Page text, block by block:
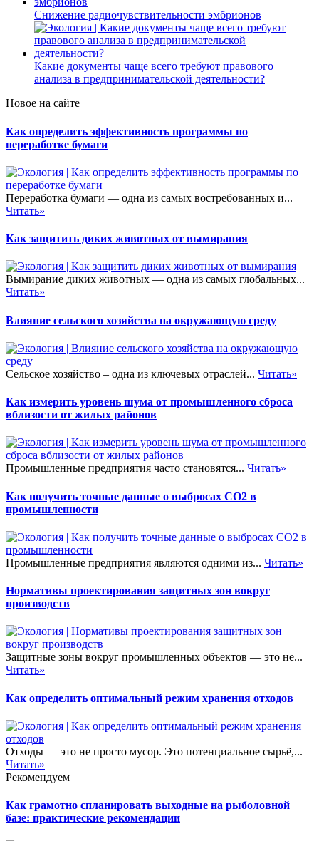
Снижение радиочувствительности эмбрионов
Какие документы чаще всего требуют правового
анализа в предпринимательской деятельности?
Новое на сайте
Как определить эффективность программы по
переработке бумаги
Переработка бумаги — одна из самых востребованных и...
Читать»
Как защитить диких животных от вымирания
Вымирание диких животных — одна из самых глобальных...
Читать»
Влияние сельского хозяйства на окружающую среду
Сельское хозяйство – одна из ключевых отраслей... Читать»
Как измерить уровень шума от промышленного сброса
вблизости от жилых районов
Промышленные предприятия часто становятся... Читать»
Как получить точные данные о выбросах CO2 в
промышленности
Промышленные предприятия являются одними из... Читать»
Нормативы проектирования защитных зон вокруг
производств
Защитные зоны вокруг промышленных объектов — это не...
Читать»
Как определить оптимальный режим хранения отходов
Отходы — это не просто мусор. Это потенциальное сырьё,...
Читать»
Рекомендуем
Как грамотно спланировать выходные на рыболовной
базе: практические рекомендации